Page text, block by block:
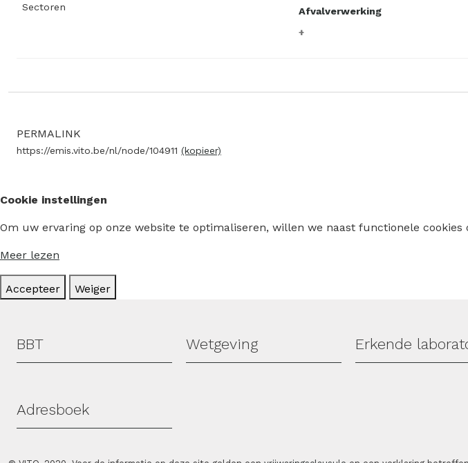
Sectoren Afvalverwerking
PERMALINK
https://emis.vito.be/nl/node/104911 (kopieer)
Cookie instellingen
Om uw ervaring op onze website te optimaliseren, willen we naast functionele
Meer lezen
Accepteer Weiger
Hoofdmenu
BBT Wetgeving Erkende
Adresboek